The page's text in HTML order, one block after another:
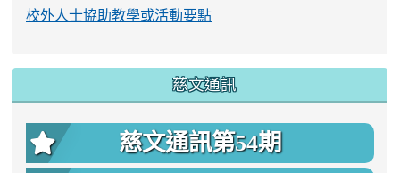
校外人士協助教學或活動要點
慈文通訊
慈文通訊第54期